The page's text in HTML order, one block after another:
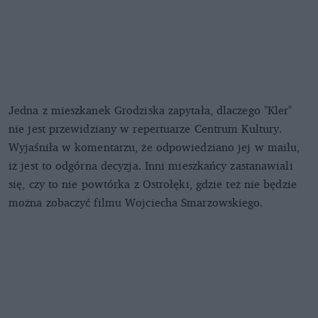
Jedna z mieszkanek Grodziska zapytała, dlaczego "Kler"
nie jest przewidziany w repertuarze Centrum Kultury.
Wyjaśniła w komentarzu, że odpowiedziano jej w mailu,
iż jest to odgórna decyzja. Inni mieszkańcy zastanawiali
się, czy to nie powtórka z Ostrołęki, gdzie też nie będzie
można zobaczyć filmu Wojciecha Smarzowskiego.